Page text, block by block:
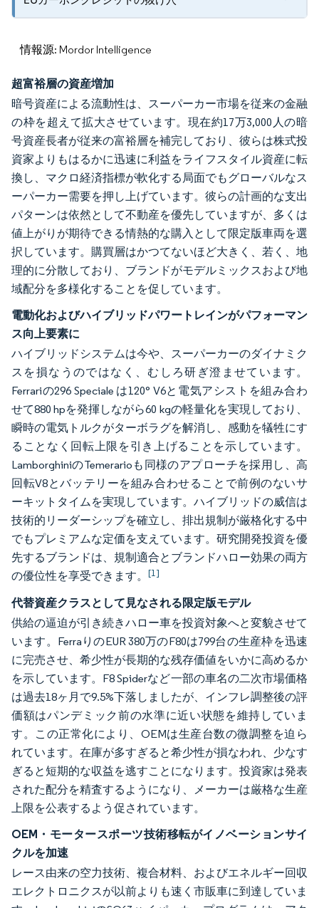
情報源: Mordor Intelligence
超富裕層の資産増加
暗号資産による流動性は、スーパーカー市場を従来の金融
の枠を超えて拡大させています。現在約17万3,000人の暗
号資産長者が従来の富裕層を補完しており、彼らは株式投
資家よりもはるかに迅速に利益をライフスタイル資産に転
換し、マクロ経済指標が軟化する局面でもグローバルなス
ーパーカー需要を押し上げています。彼らの計画的な支出
パターンは依然として不動産を優先していますが、多くは
値上がりが期待できる情熱的な購入として限定版車両を選
択しています。購買層はかつてないほど大きく、若く、地
理的に分散しており、ブランドがモデルミックスおよび地
域配分を多様化することを促しています。
電動化およびハイブリッドパワートレインがパフォーマン
ス向上要素に
ハイブリッドシステムは今や、スーパーカーのダイナミク
スを損なうのではなく、むしろ研ぎ澄ませています。
Ferrariの296 Speciale は120° V6と電気アシストを組み合わ
せて880 hpを発揮しながら60 kgの軽量化を実現しており、
瞬時の電気トルクがターボラグを解消し、感動を犠牲にす
ることなく回転上限を引き上げることを示しています。
LamborghiniのTemerarioも同様のアプローチを採用し、高
回転V8とバッテリーを組み合わせることで前例のないサ
ーキットタイムを実現しています。ハイブリッドの威信は
技術的リーダーシップを確立し、排出規制が厳格化する中
でもプレミアムな定価を支えています。研究開発投資を優
先するブランドは、規制適合とブランドハロー効果の両方
の優位性を享受できます。 [1]
代替資産クラスとして見なされる限定版モデル
供給の逼迫が引き続きハロー車を投資対象へと変貌させて
います。FerraりのEUR 380万のF80は799台の生産枠を迅速
に完売させ、希少性が長期的な残存価値をいかに高めるか
を示しています。F8 Spiderなど一部の車名の二次市場価格
は過去18ヶ月で9.5%下落しましたが、インフレ調整後の評
価額はパンデミック前の水準に近い状態を維持していま
す。この正常化により、OEMは生産台数の微調整を迫ら
れています。在庫が多すぎると希少性が損なわれ、少なす
ぎると短期的な収益を逃すことになります。投資家は発表
された配分を精査するようになり、メーカーは厳格な生産
上限を公表するよう促されています。
OEM・モータースポーツ技術移転がイノベーションサイ
クルを加速
レース由来の空力技術、複合材料、およびエネルギー回収
エレクトロニクスが以前よりも速く市販車に到達していま